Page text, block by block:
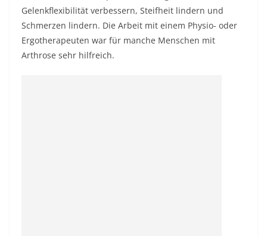
Gelenkflexibilität verbessern, Steifheit lindern und
Schmerzen lindern. Die Arbeit mit einem Physio- oder
Ergotherapeuten war für manche Menschen mit
Arthrose sehr hilfreich.